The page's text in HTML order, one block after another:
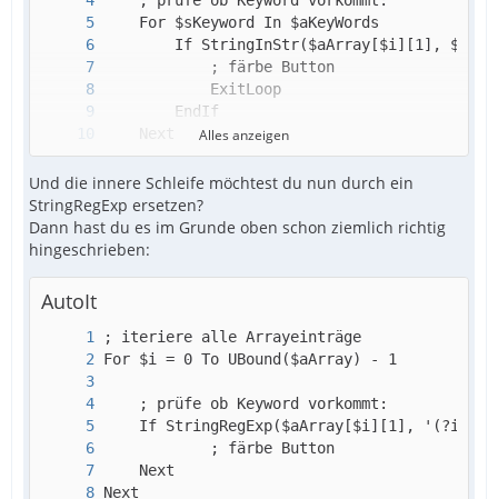
Next
Alles anzeigen
Und die innere Schleife möchtest du nun durch ein
StringRegExp ersetzen?
Dann hast du es im Grunde oben schon ziemlich richtig
hingeschrieben:
AutoIt
Next